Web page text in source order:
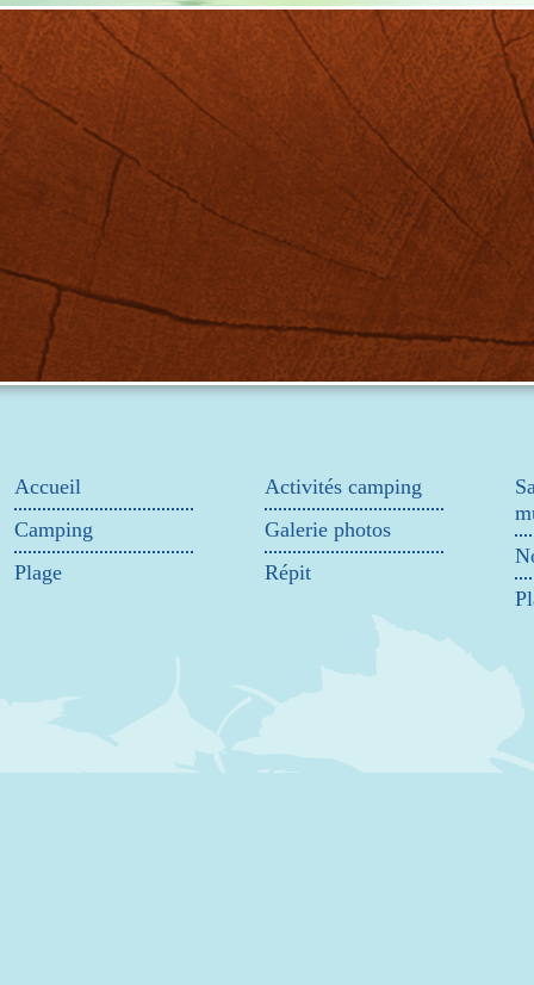
Accueil
Camping
Plage
Activités camping
Galerie photos
Répit